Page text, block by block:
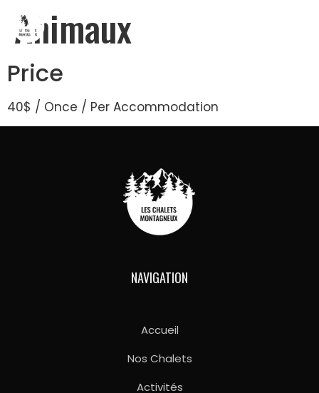
Animaux
Price
40$ / Once / Per Accommodation
NAVIGATION
Accueil
Nos Chalets
Activités